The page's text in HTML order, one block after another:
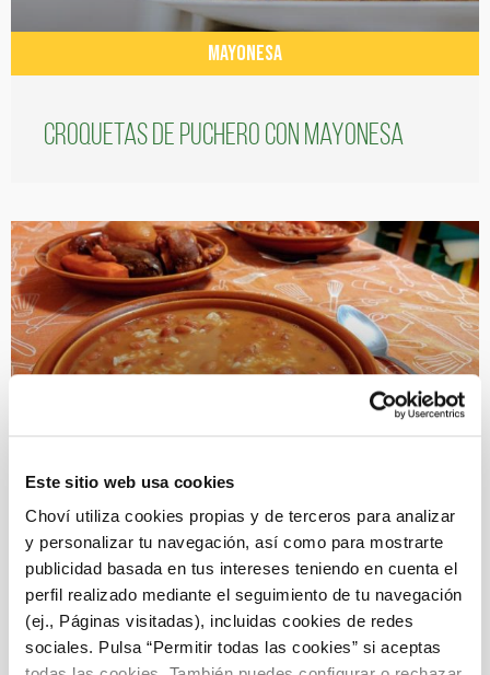
Este sitio web usa cookies
Choví utiliza cookies propias y de terceros para analizar
y personalizar tu navegación, así como para mostrarte
publicidad basada en tus intereses teniendo en cuenta el
perfil realizado mediante el seguimiento de tu navegación
(ej., Páginas visitadas), incluidas cookies de redes
sociales. Pulsa “Permitir todas las cookies” si aceptas
MAYONESA
Croquetas de puchero con Mayonesa
ALIOLI
Arroz con habichuelas: auténtica
receta murciana